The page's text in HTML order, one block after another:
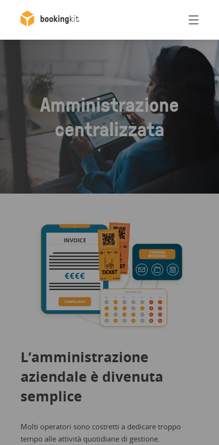
Amministrazione
centralizzata
L’amministrazione
aziendale è divenuta
semplice
Molti operatori sono costretti a dedicare troppo
tempo alle attività quotidiane di gestione.